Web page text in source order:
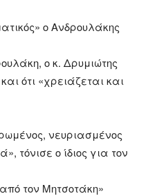
ο Ανδρουλάκης
ο κ. Δρυμιώτης
ότι «χρειάζεται και
νευριασμένος
τόνισε ο ίδιος για τον
τον Μητσοτάκη»